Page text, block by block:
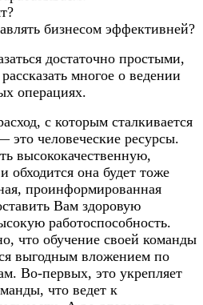
бизнесом эффективней?
достаточно простыми,
многое о ведении
операциях.
с которым сталкивается
это человеческие ресурсы.
высококачественную,
обходится она будет тоже
проинформированная
Вам здоровую
работоспособность.
что обучение своей команды
выгодным вложением по
Во-первых, это укрепляет
что ведет к